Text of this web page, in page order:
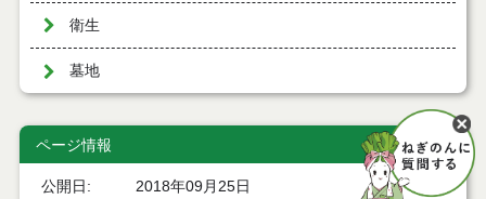
衛生
墓地
ページ情報
公開日
2018年09月25日